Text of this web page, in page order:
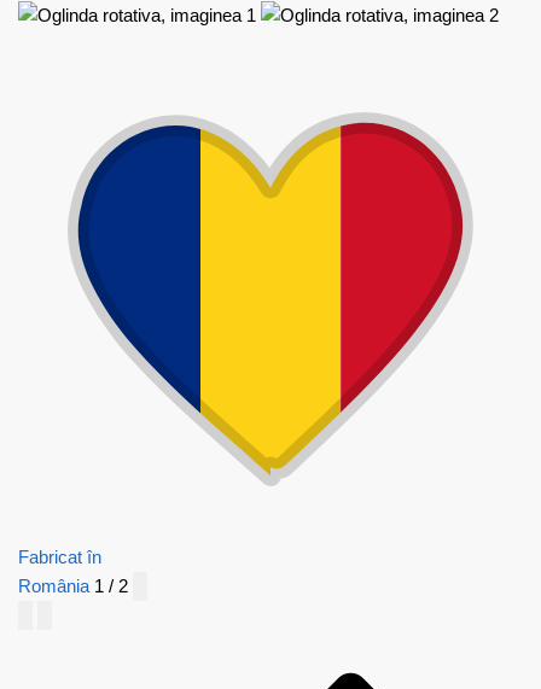
Fabricat în
România 1 / 2